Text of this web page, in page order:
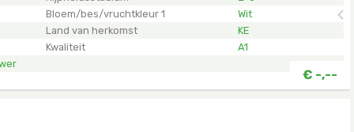
Bloem/bes/vruchtkleur 1
Wit
Land van herkomst
KE
Kwaliteit
A1
€ -,--